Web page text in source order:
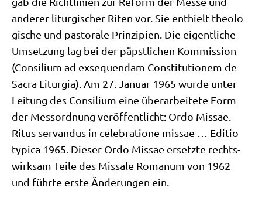
ande­rer lit­ur­gi­scher Riten vor. Sie ent­hielt theo­lo­
gi­sche und pasto­ra­le Prin­zi­pi­en. Die eigent­li­che
Umset­zung lag bei der päpst­li­chen Kom­mis­si­on
(Con­si­li­um ad exse­quen­dam Con­sti­tu­tio­nem de
Sacra Lit­ur­gia). Am 27. Janu­ar 1965 wur­de unter
Lei­tung des Con­si­li­um eine über­ar­bei­te­te Form
der Mess­ord­nung ver­öf­fent­licht: Ordo Mis­sae.
Ritus ser­van­dus in cele­bra­tio­ne mis­sae … Edi­tio
typi­ca 1965. Die­ser Ordo Mis­sae ersetz­te rechts­
wirk­sam Tei­le des Mis­sa­le Roma­num von 1962
und führ­te erste Ände­run­gen ein.